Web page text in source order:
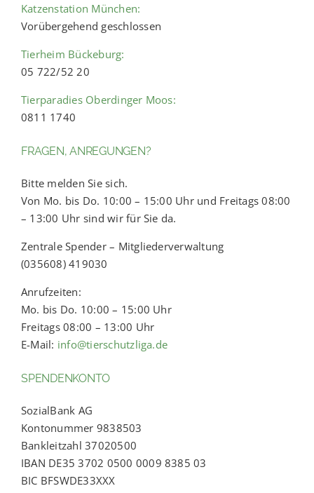
Katzenstation München:
Vorübergehend geschlossen
Tierheim Bückeburg:
05 722/52 20
Tierparadies Oberdinger Moos:
0811 1740
FRAGEN, ANREGUNGEN?
Bitte melden Sie sich.
Von Mo. bis Do. 10:00 – 15:00 Uhr und Freitags 08:00
– 13:00 Uhr sind wir für Sie da.
Zentrale Spender – Mitgliederverwaltung
(035608) 419030
Anrufzeiten:
Mo. bis Do. 10:00 – 15:00 Uhr
Freitags 08:00 – 13:00 Uhr
E-Mail: info@tierschutzliga.de
SPENDENKONTO
SozialBank AG
Kontonummer 9838503
Bankleitzahl 37020500
IBAN DE35 3702 0500 0009 8385 03
BIC BFSWDE33XXX